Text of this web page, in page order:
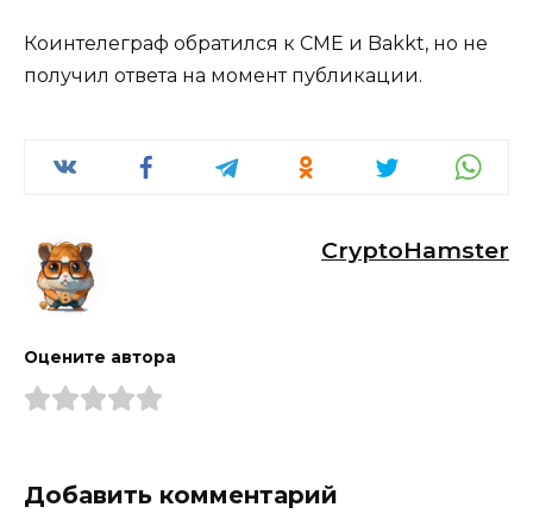
Коинтелеграф обратился к CME и Bakkt, но не
получил ответа на момент публикации.
CryptoHamster
Оцените автора
Добавить комментарий